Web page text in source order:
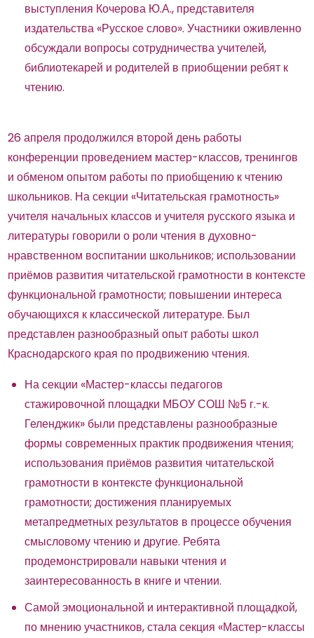
выступления Кочерова Ю.А., представителя
издательства «Русское слово». Участники оживленно
обсуждали вопросы сотрудничества учителей,
библиотекарей и родителей в приобщении ребят к
чтению.
26 апреля продолжился второй день работы
конференции проведением мастер-классов, тренингов
и обменом опытом работы по приобщению к чтению
школьников. На секции «Читательская грамотность»
учителя начальных классов и учителя русского языка и
литературы говорили о роли чтения в духовно-
нравственном воспитании школьников; использовании
приёмов развития читательской грамотности в контексте
функциональной грамотности; повышении интереса
обучающихся к классической литературе. Был
представлен разнообразный опыт работы школ
Краснодарского края по продвижению чтения.
На секции «Мастер-классы педагогов
стажировочной площадки МБОУ СОШ №5 г.-к.
Геленджик» были представлены разнообразные
формы современных практик продвижения чтения;
использования приёмов развития читательской
грамотности в контексте функциональной
грамотности; достижения планируемых
метапредметных результатов в процессе обучения
смысловому чтению и другие. Ребята
продемонстрировали навыки чтения и
заинтересованность в книге и чтении.
Самой эмоциональной и интерактивной площадкой,
по мнению участников, стала секция «Мастер-классы